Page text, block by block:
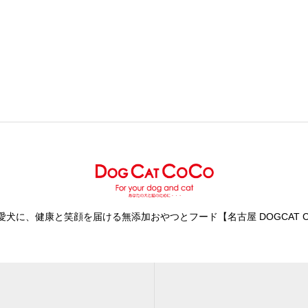
犬に、健康と笑顔を届ける無添加おやつとフード【名古屋 DOGCAT